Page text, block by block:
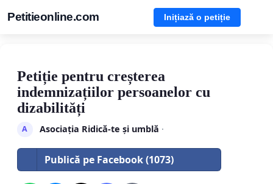
Petitieonline.com Inițiază o petiție
Petiție pentru creșterea
indemnizațiilor persoanelor cu
dizabilități
A Asociația Ridică-te și umblă ·
Publică pe Facebook (1073)